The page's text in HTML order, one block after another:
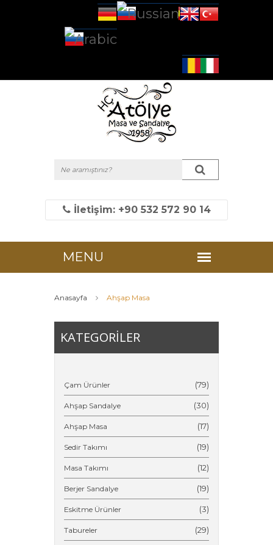
İletişim: +90 532 572 90 14
Anasayfa Ahşap Masa
KATEGORİLER
Çam Ürünler (79)
Ahşap Sandalye (30)
Ahşap Masa (17)
Sedir Takımı (19)
Masa Takımı (12)
Berjer Sandalye (19)
Eskitme Ürünler (3)
Tabureler (29)